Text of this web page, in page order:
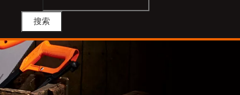
搜索